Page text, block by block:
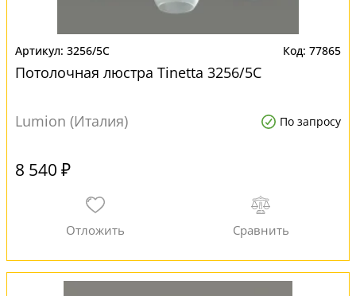
3256/5C 77865
Потолочная люстра Tinetta 3256/5C
Lumion (Италия) По запросу
8 540 ₽